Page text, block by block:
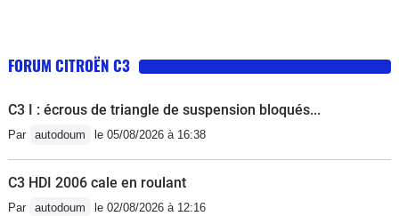
FORUM CITROËN C3
C3 I : écrous de triangle de suspension bloqués...
Par autodoum le 05/08/2026 à 16:38
C3 HDI 2006 cale en roulant
Par autodoum le 02/08/2026 à 12:16